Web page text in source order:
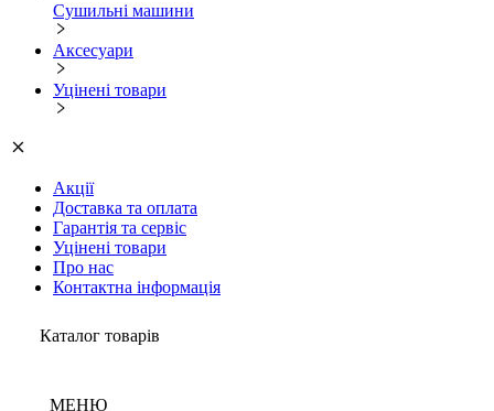
Сушильні машини
Аксесуари
Уцінені товари
Акції
Доставка та оплата
Гарантія та сервіс
Уцінені товари
Про нас
Контактна інформація
Каталог товарів
МЕНЮ